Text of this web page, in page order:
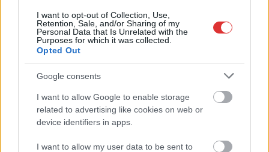
I want to opt-out of Collection, Use,
Retention, Sale, and/or Sharing of my
Personal Data that Is Unrelated with the
Purposes for which it was collected.
Opted Out
Google consents
I want to allow Google to enable storage
related to advertising like cookies on web or
device identifiers in apps.
I want to allow my user data to be sent to